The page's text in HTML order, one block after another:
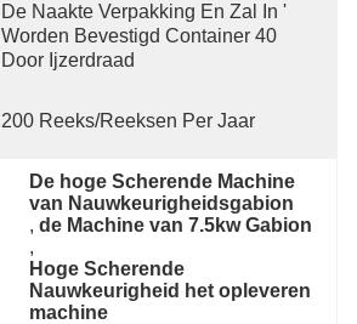
De Naakte Verpakking En Zal In '
Worden Bevestigd Container 40
Door Ijzerdraad
200 Reeks/Reeksen Per Jaar
De hoge Scherende Machine
van Nauwkeurigheidsgabion
, de Machine van 7.5kw Gabion
,
Hoge Scherende
Nauwkeurigheid het opleveren
machine